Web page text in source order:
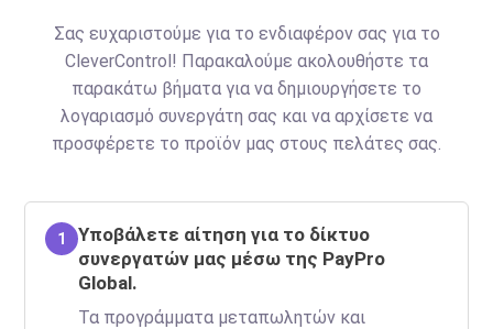
Σας ευχαριστούμε για το ενδιαφέρον σας για το
CleverControl! Παρακαλούμε ακολουθήστε τα
παρακάτω βήματα για να δημιουργήσετε το
λογαριασμό συνεργάτη σας και να αρχίσετε να
προσφέρετε το προϊόν μας στους πελάτες σας.
1
Υποβάλετε αίτηση για το δίκτυο
συνεργατών μας μέσω της PayPro
Global.
Τα προγράμματα μεταπωλητών και